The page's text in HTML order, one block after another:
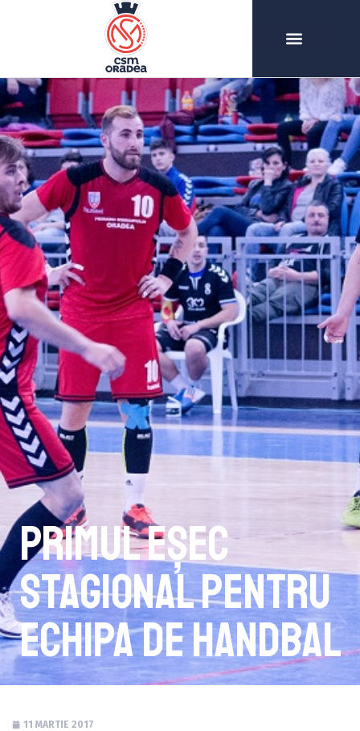
Primul eșec
stagional pentru
echipa de handbal
11 MARTIE 2017